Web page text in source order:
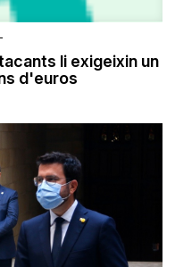
li exigeixin un
d'euros